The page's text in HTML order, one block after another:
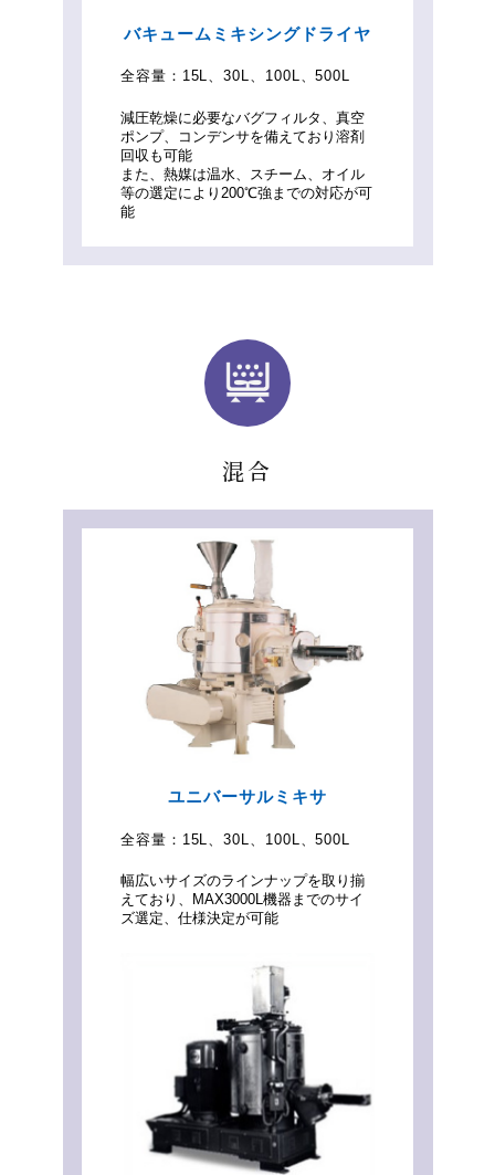
バキュームミキシングドライヤ
全容量： 15L、30L、100L、500L
減圧乾燥に必要なバグフィルタ、真空
ポンプ、コンデンサを備えており溶剤
回収も可能
また、熱媒は温水、スチーム、オイル
等の選定により200℃強までの対応が可
能
混合
ユニバーサルミキサ
全容量： 15L、30L、100L、500L
幅広いサイズのラインナップを取り揃
えており、MAX3000L機器までのサイ
ズ選定、仕様決定が可能